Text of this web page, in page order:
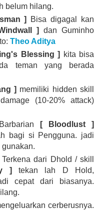
belum hilang.
]
Bisa digagal kan
] dan Guminho
Theo Aditya
Blessing ]
kita bisa
teman yang berada
] memiliki hidden skill
(10-20% attack)
[ Bloodlust ]
bagi si Pengguna. jadi
dari Dhold / skill
] tekan lah D Hold,
cepat dari biasanya.
cerberusnya.